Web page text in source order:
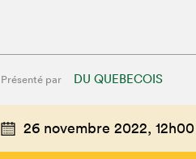
Présenté par DU QUEBECOIS
26 novembre 2022, 12h00